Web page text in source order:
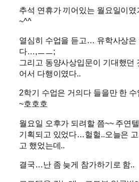
추석 연휴가 끼어있는 월요일이
~^^
열심히 수업을 듣고… 유학사상은
다…,ㅡㅡ;
그리고 동양사상입문이 기대했
어서 다행이였다..
2학기 수업은 거의다 들을만 한
~호호호
월요일 오후가 되려할 쯤~~ 주연
기획되고 있었다…헐헐..오늘은
고 했었는데..
결국…난 좀 늦게 참가하기로 함..